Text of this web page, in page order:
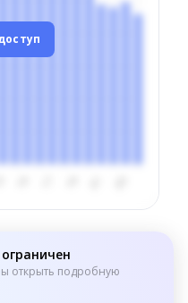
открыть подробную